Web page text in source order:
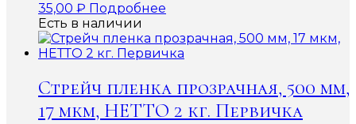
35,00 ₽ Подробнее
Есть в наличии
Стрейч пленка прозрачная, 500 мм,
17 мкм, НЕТТО 2 кг. Первичка